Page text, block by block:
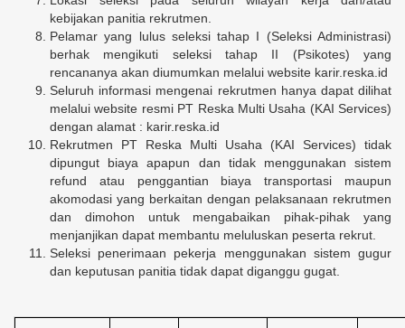
kebijakan panitia rekrutmen.
Pelamar yang lulus seleksi tahap I (Seleksi Administrasi)
berhak mengikuti seleksi tahap II (Psikotes) yang
rencananya akan diumumkan melalui website karir.reska.id
Seluruh informasi mengenai rekrutmen hanya dapat dilihat
melalui website resmi PT Reska Multi Usaha (KAI Services)
dengan alamat : karir.reska.id
Rekrutmen PT Reska Multi Usaha (KAI Services) tidak
dipungut biaya apapun dan tidak menggunakan sistem
refund atau penggantian biaya transportasi maupun
akomodasi yang berkaitan dengan pelaksanaan rekrutmen
dan dimohon untuk mengabaikan pihak-pihak yang
menjanjikan dapat membantu meluluskan peserta rekrut.
Seleksi penerimaan pekerja menggunakan sistem gugur
dan keputusan panitia tidak dapat diganggu gugat.